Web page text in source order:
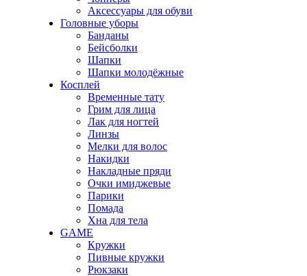
Аксессуары для обуви
Головные уборы
Банданы
Бейсболки
Шапки
Шапки молодёжные
Косплей
Временные тату
Грим для лица
Лак для ногтей
Линзы
Мелки для волос
Накидки
Накладные пряди
Очки имиджевые
Парики
Помада
Хна для тела
GAME
Кружки
Пивные кружки
Рюкзаки